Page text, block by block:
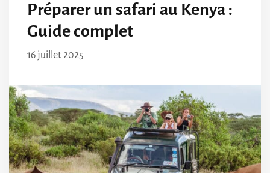
Préparer un safari au Kenya :
Guide complet
16 juillet 2025